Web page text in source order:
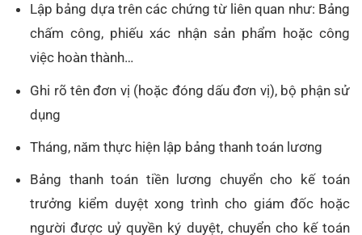
Lập bảng dựa trên các chứng từ liên quan như: Bảng
chấm công, phiếu xác nhận sản phẩm hoặc công
việc hoàn thành…
Ghi rõ tên đơn vị (hoặc đóng dấu đơn vị), bộ phận sử
dụng
Tháng, năm thực hiện lập bảng thanh toán lương
Bảng thanh toán tiền lương chuyển cho kế toán
trưởng kiểm duyệt xong trình cho giám đốc hoặc
người được uỷ quyền ký duyệt, chuyển cho kế toán